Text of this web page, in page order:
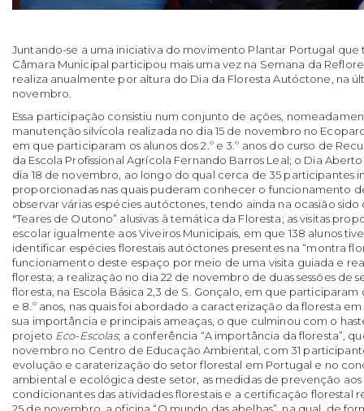
Juntando-se a uma iniciativa do movimento Plantar Portugal que
Câmara Municipal participou mais uma vez na Semana da
realiza anualmente por altura do Dia da Floresta Autóctone, na
novembro.
Essa participação consistiu num conjunto de ações,
manutenção silvícola realizada no dia 15 de novembro no
em que participaram os alunos dos 2.º e 3.º anos do curso de
da Escola Profissional Agrícola Fernando Barros Leal; o Dia
dia 18 de novembro, ao longo do qual cerca de 35 participantes
proporcionadas nas quais puderam conhecer o funcionamento
observar várias espécies autóctones, tendo ainda na ocasião sido
"Teares de Outono” alusivas à temática da Floresta; as visitas
escolar igualmente aos Viveiros Municipais, em que 138 alunos
identificar espécies florestais autóctones presentes na “montra
funcionamento deste espaço por meio de uma visita guiada e
floresta; a realização no dia 22 de novembro de duas sessões de
floresta, na Escola Básica 2,3 de S. Gonçalo, em que participaram
e 8.º anos, nas quais foi abordado a caracterização da floresta
sua importância e principais ameaças, o que culminou com o
projeto Eco-Escolas; a conferência “A importância da floresta”,
novembro no Centro de Educação Ambiental, com 31
evolução e caraterização do setor florestal em Portugal e no
ambiental e ecológica deste setor, as medidas de prevenção aos
condicionantes das atividades florestais e a certificação florestal
25 de novembro, a oficina “O mundo das abelhas”, na qual, de